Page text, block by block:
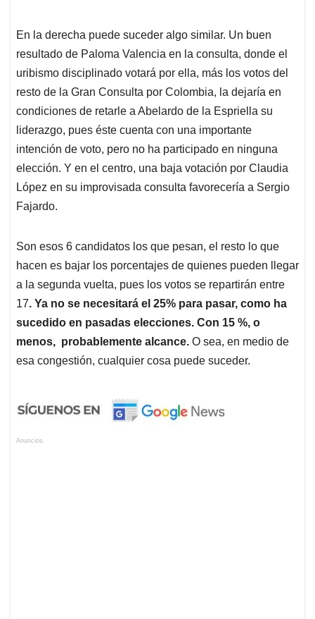
En la derecha puede suceder algo similar. Un buen
resultado de Paloma Valencia en la consulta, donde el
uribismo disciplinado votará por ella, más los votos del
resto de la Gran Consulta por Colombia, la dejaría en
condiciones de retarle a Abelardo de la Espriella su
liderazgo, pues éste cuenta con una importante
intención de voto, pero no ha participado en ninguna
elección. Y en el centro, una baja votación por Claudia
López en su improvisada consulta favorecería a Sergio
Fajardo.
Son esos 6 candidatos los que pesan, el resto lo que
hacen es bajar los porcentajes de quienes pueden llegar
a la segunda vuelta, pues los votos se repartirán entre
17. Ya no se necesitará el 25% para pasar, como ha
sucedido en pasadas elecciones. Con 15 %, o
menos, probablemente alcance. O sea, en medio de
esa congestión, cualquier cosa puede suceder.
Anuncios.